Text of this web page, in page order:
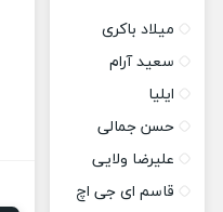
میلاد باکری
سعید آرام
ایلیا
حسن جمالی
علیرضا ولایی
قاسم ای جی اچ